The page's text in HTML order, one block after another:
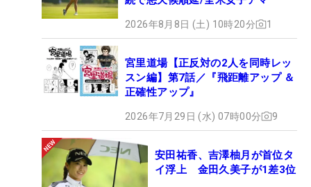
2026年8月8日 (土) 10時20分 1
宮里道場【正反対の2人を同時レッ
スン編】第7話／『飛距離アップ ＆
正確性アップ』
2026年7月29日 (水) 07時00分 9
安田祐香、吉澤柚月が首位タ
イ浮上 金田久美子が1差3位